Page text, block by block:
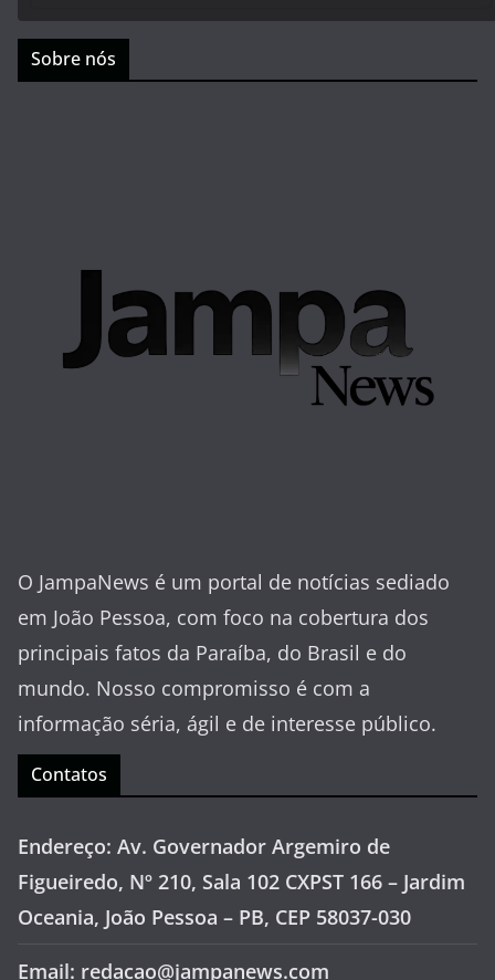
Sobre nós
O JampaNews é um portal de notícias sediado
em João Pessoa, com foco na cobertura dos
principais fatos da Paraíba, do Brasil e do
mundo. Nosso compromisso é com a
informação séria, ágil e de interesse público.
Contatos
Endereço: Av. Governador Argemiro de
Figueiredo, Nº 210, Sala 102 CXPST 166 – Jardim
Oceania, João Pessoa – PB, CEP 58037-030
Email: redacao@jampanews.com